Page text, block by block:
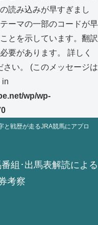
読み込みが早すぎまし
ーマの一部のコードが早
とを示しています。翻訳
要があります。 詳しく
さい。 (このメッセージは
in
wp/wp-
と戦歴が走るJRA競馬にアプロ
組･出馬表解読による
考察